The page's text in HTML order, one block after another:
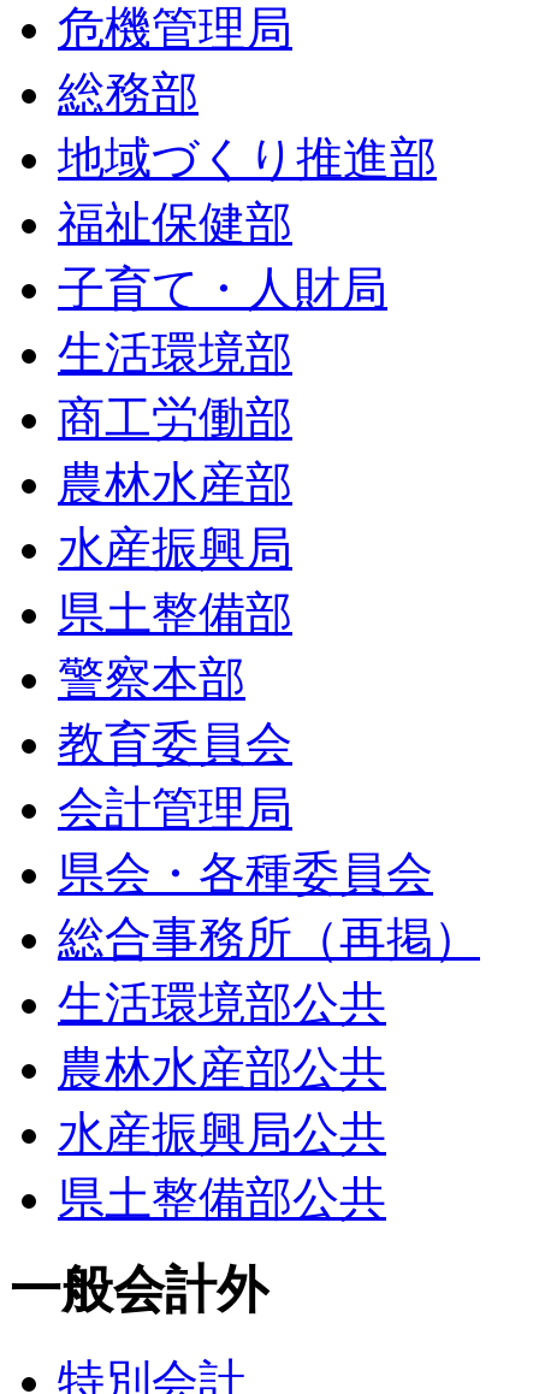
危機管理局
総務部
地域づくり推進部
福祉保健部
子育て・人財局
生活環境部
商工労働部
農林水産部
水産振興局
県土整備部
警察本部
教育委員会
会計管理局
県会・各種委員会
総合事務所（再掲）
生活環境部公共
農林水産部公共
水産振興局公共
県土整備部公共
一般会計外
特別会計